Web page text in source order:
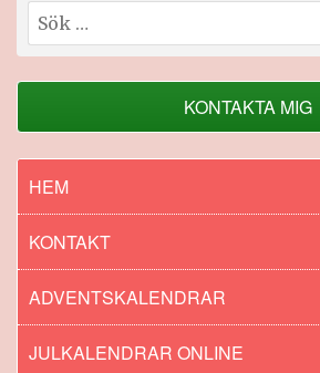
Sök
efter:
KONTAKTA MIG
HEM
KONTAKT
ADVENTSKALENDRAR
JULKALENDRAR ONLINE